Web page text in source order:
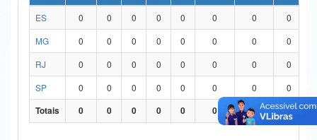
Ministério da Ciência, Tecnologia, Inovações e Comunicações
Ministério do Meio Ambiente
Ministério do Turismo
Ministério do Desenvolvimento Regional
ES
0 0 0 0 0 0 0 0
MG
0 0 0 0 0 0 0 0
RJ
0 0 0 0 0 0 0 0
SP
0 0 0 0 0 0 0 0
Totais
0 0 0 0 0 0 0 0